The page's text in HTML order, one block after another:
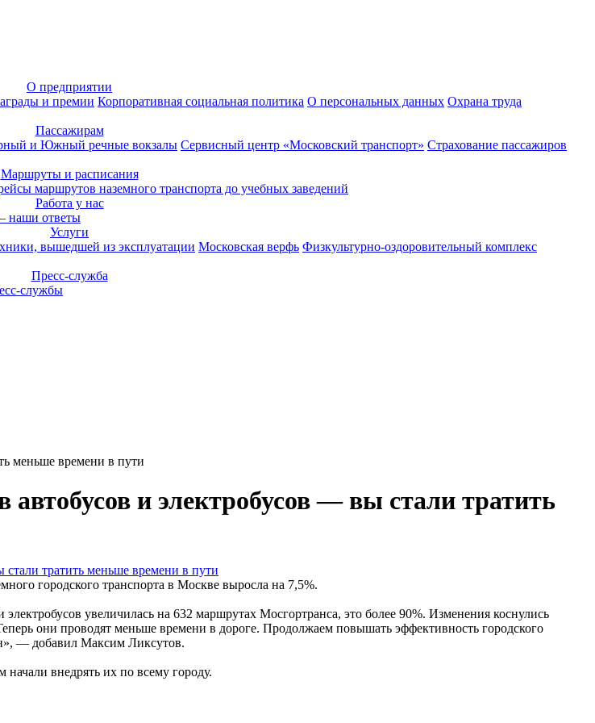
О предприятии
и премии Корпоративная социальная политика О персональных данных Охрана труда
Пассажирам
и Южный речные вокзалы Сервисный центр «Московский транспорт» Страхование пассажиров
Маршруты и расписания
маршрутов наземного транспорта до учебных заведений
Работа у нас
наши ответы
Услуги
вышедшей из эксплуатации Московская верфь Физкультурно-оздоровительный комплекс
Пресс-служба
службы
меньше времени в пути
и электробусов — вы стали тратить
городского транспорта в Москве выросла на 7,5%.
увеличилась на 632 маршрутах Мосгортранса, это более 90%. Изменения коснулись
они проводят меньше времени в дороге. Продолжаем повышать эффективность городского
— добавил Максим Ликсутов.
внедрять их по всему городу.